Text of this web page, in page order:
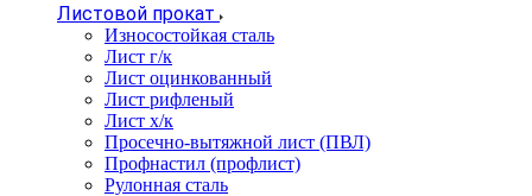
Листовой прокат
Износостойкая сталь
Лист г/к
Лист оцинкованный
Лист рифленый
Лист х/к
Просечно-вытяжной лист (ПВЛ)
Профнастил (профлист)
Рулонная сталь